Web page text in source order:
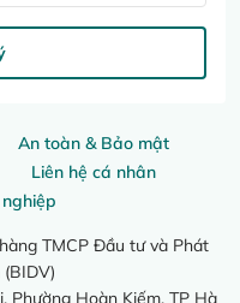
An toàn & Bảo mật
Liên hệ cá nhân
TMCP Đầu tư và Phát
Phường Hoàn Kiếm, TP Hà